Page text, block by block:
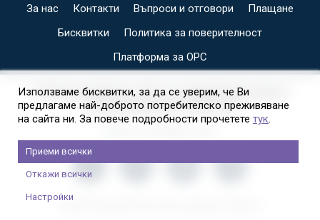
За нас Контакти Въпроси и отговори
Плащане
Бисквитки
Политика за поверителност
Платформа за ОРС
СПЕЦИАЛИЗИРАН САЙТ ЗА ИНДИВИДУАЛНИ И
ОРГАНИЗИРАНИ КРУИЗИ НА
Използваме бисквитки, за да се уверим, че Ви
предлагаме най-доброто потребителско преживяване
на сайта ни. За повече подробности прочетете тук.
Приеми всички
Откажи всички
Настройки